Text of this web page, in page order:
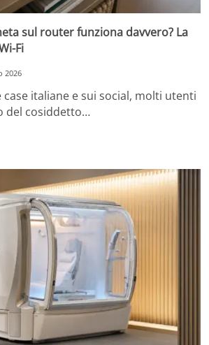
sul router funziona davvero? La
Fi
2026
case italiane e sui social, molti utenti
del cosiddetto…